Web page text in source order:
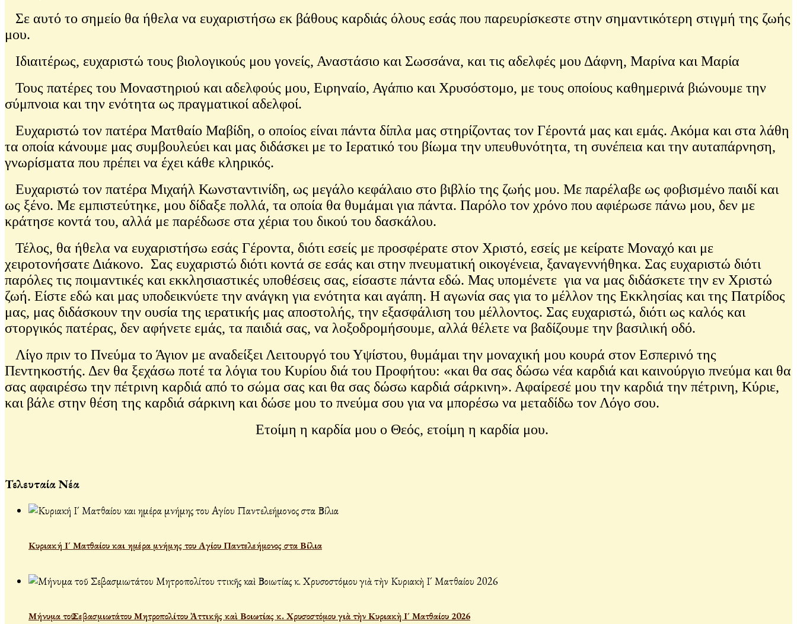
Σε αυτό το σημείο θα ήθελα να ευχαριστήσω εκ βάθους καρδιάς όλους εσάς που παρευρίσκεστε στην σημαντικότερη στιγμή της ζωής
μου.
Ιδιαιτέρως, ευχαριστώ τους βιολογικούς μου γονείς, Αναστάσιο και Σωσσάνα, και τις αδελφές μου Δάφνη, Μαρίνα και Μαρία
Τους πατέρες του Μοναστηριού και αδελφούς μου, Ειρηναίο, Αγάπιο και Χρυσόστομο, με τους οποίους καθημερινά βιώνουμε την
σύμπνοια και την ενότητα ως πραγματικοί αδελφοί.
Ευχαριστώ τον πατέρα Ματθαίο Μαβίδη, ο οποίος είναι πάντα δίπλα μας στηρίζοντας τον Γέροντά μας και εμάς. Ακόμα και στα λάθη
τα οποία κάνουμε μας συμβουλεύει και μας διδάσκει με το Ιερατικό του βίωμα την υπευθυνότητα, τη συνέπεια και την αυταπάρνηση,
γνωρίσματα που πρέπει να έχει κάθε κληρικός.
Ευχαριστώ τον πατέρα Μιχαήλ Κωνσταντινίδη, ως μεγάλο κεφάλαιο στο βιβλίο της ζωής μου. Με παρέλαβε ως φοβισμένο παιδί και
ως ξένο. Με εμπιστεύτηκε, μου δίδαξε πολλά, τα οποία θα θυμάμαι για πάντα. Παρόλο τον χρόνο που αφιέρωσε πάνω μου, δεν με
κράτησε κοντά του, αλλά με παρέδωσε στα χέρια του δικού του δασκάλου.
Τέλος, θα ήθελα να ευχαριστήσω εσάς Γέροντα, διότι εσείς με προσφέρατε στον Χριστό, εσείς με κείρατε Μοναχό και με
χειροτονήσατε Διάκονο. Σας ευχαριστώ διότι κοντά σε εσάς και στην πνευματική οικογένεια, ξαναγεννήθηκα. Σας ευχαριστώ διότι
παρόλες τις ποιμαντικές και εκκλησιαστικές υποθέσεις σας, είσαστε πάντα εδώ. Μας υπομένετε για να μας διδάσκετε την εν Χριστώ
ζωή. Είστε εδώ και μας υποδεικνύετε την ανάγκη για ενότητα και αγάπη. Η αγωνία σας για το μέλλον της Εκκλησίας και της Πατρίδος
μας, μας διδάσκουν την ουσία της ιερατικής μας αποστολής, την εξασφάλιση του μέλλοντος. Σας ευχαριστώ, διότι ως καλός και
στοργικός πατέρας, δεν αφήνετε εμάς, τα παιδιά σας, να λοξοδρομήσουμε, αλλά θέλετε να βαδίζουμε την βασιλική οδό.
Λίγο πριν το Πνεύμα το Άγιον με αναδείξει Λειτουργό του Υψίστου, θυμάμαι την μοναχική μου κουρά στον Εσπερινό της
Πεντηκοστής. Δεν θα ξεχάσω ποτέ τα λόγια του Κυρίου διά του Προφήτου: «και θα σας δώσω νέα καρδιά και καινούργιο πνεύμα και θα
σας αφαιρέσω την πέτρινη καρδιά από το σώμα σας και θα σας δώσω καρδιά σάρκινη». Αφαίρεσέ μου την καρδιά την πέτρινη, Κύριε,
και βάλε στην θέση της καρδιά σάρκινη και δώσε μου το πνεύμα σου για να μπορέσω να μεταδίδω τον Λόγο σου.
Ετοίμη η καρδία μου ο Θεός, ετοίμη η καρδία μου.
Τελευταία Νέα
Κυριακή Ι´ Ματθαίου και ημέρα μνήμης του Αγίου Παντελεήμονος στα Βίλια
Μήνυμα τοῦ Σεβασμιωτάτου Μητροπολίτου Ἀττικῆς καὶ Βοιωτίας κ. Χρυσοστόμου γιὰ τὴν Κυριακὴ Ι´ Ματθαίου 2026